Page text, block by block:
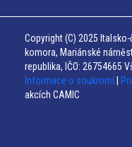
Copyright (C) 2025
komora, Mariánské
republika, IČO: 26754665
Informace o soukromí
akcích CAMIC